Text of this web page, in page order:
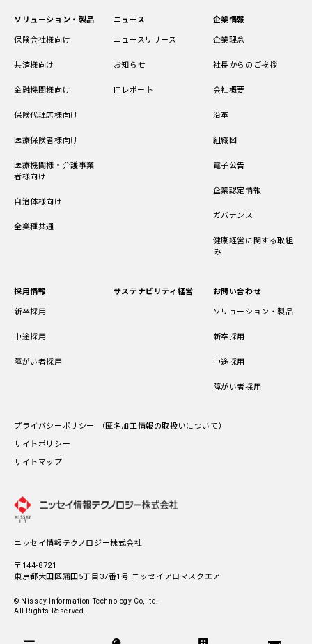
ニッセイ情報テクノロジー株式会社
〒144-8721
東京都大田区蒲田5丁目37番1号 ニッセイアロマスクエア
© Nissay Information Technology Co, ltd.
All Rights Reserved.
ソリューション・製品
保険会社様向け
共済様向け
金融機関様向け
保険代理店様向け
医療保険者様向け
医療機関様・介護事業
者様向け
自治体様向け
全業種共通
ニュース
ニュースリリース
お知らせ
ITレポート
企業情報
企業理念
社長からのご挨拶
会社概要
沿革
組織図
電子公告
企業認定情報
ガバナンス
健康経営に関する取組
み
採用情報
新卒採用
中途採用
障がい者採用
サステナビリティ経営 お問い合わせ
ソリューション・製品
新卒採用
中途採用
障がい者採用
プライバシーポリシー （匿名加工情報の取扱いについて）
サイトポリシー
サイトマップ